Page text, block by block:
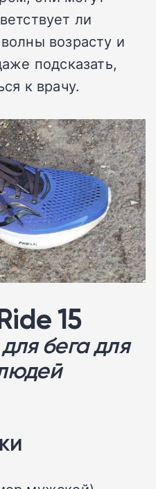
ли
возрасту и
подсказать,
к врачу.
15
бега для